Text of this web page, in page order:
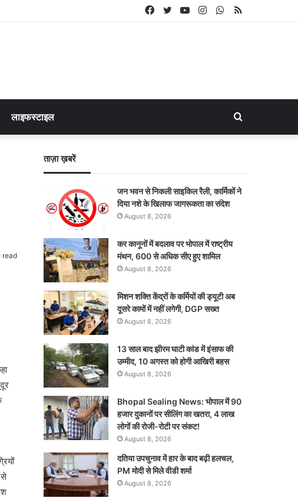
RSS
WhatsApp
Instagram
YouTube
Twitter
Facebook
लाइफस्टाइल Search
read
से
ताज़ा ख़बरें
जन भवन से निकली साइकिल रैली, कार्मिकों ने
दिया नशे के खिलाफ जागरूकता का संदेश
August 8, 2026
कर कानूनों में बदलाव पर भोपाल में राष्ट्रीय
मंथन, 600 से अधिक सीए हुए शामिल
August 8, 2026
मिशन शक्ति केंद्रों के कर्मियों की ड्यूटी अब
दूसरे कामों में नहीं लगेगी, DGP सख्त
August 8, 2026
13 साल बाद झीरम घाटी कांड में इंसाफ की
उम्मीद, 10 अगस्त को होगी आखिरी बहस
August 8, 2026
Bhopal Sealing News: भोपाल में 90
हजार दुकानों पर सीलिंग का खतरा, 4 लाख
लोगों की रोजी-रोटी पर संकट!
August 8, 2026
दतिया उपचुनाव में हार के बाद बढ़ी हलचल,
PM मोदी से मिले वीडी शर्मा
August 8, 2026